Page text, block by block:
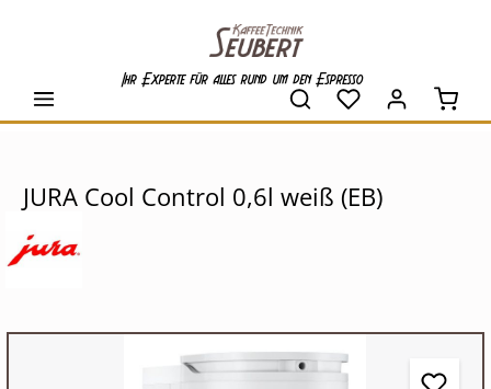
Ihr Experte für alles rund um den Espresso
JURA Cool Control 0,6l weiß (EB)